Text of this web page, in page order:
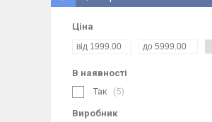
Ціна
В наявності
Так
5
Виробник